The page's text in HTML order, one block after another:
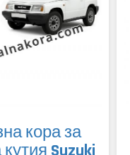
кора за